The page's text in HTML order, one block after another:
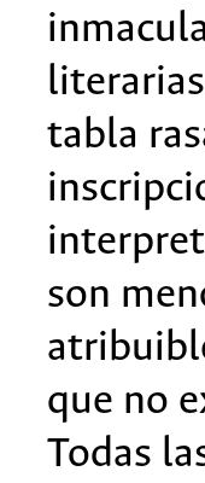
tabla
son
que no
Todas